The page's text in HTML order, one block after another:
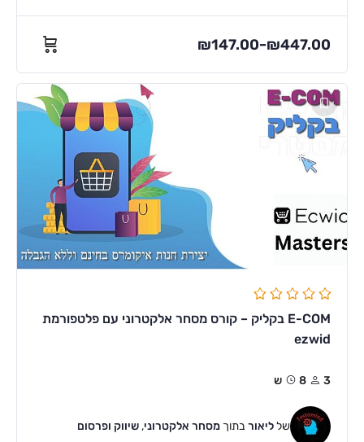
₪147.00–₪447.00
E-COM בקליק – קורס מסחר אלקטרוני עם פלטפורמת
ezwid
3 8ש
שלליאורבתוך מסחר אלקטרוני,שיווק ופרסום